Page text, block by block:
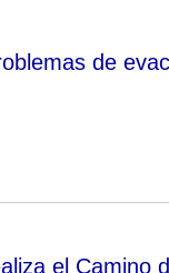
de
el Camino